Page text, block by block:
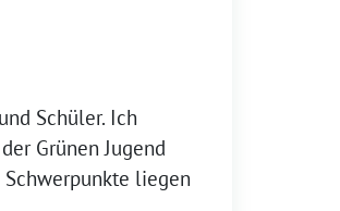
Schüler. Ich
Grünen Jugend
liegen